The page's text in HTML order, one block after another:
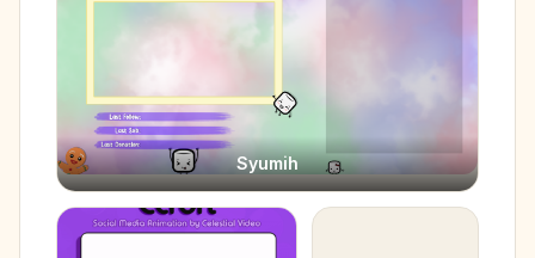
Syumih